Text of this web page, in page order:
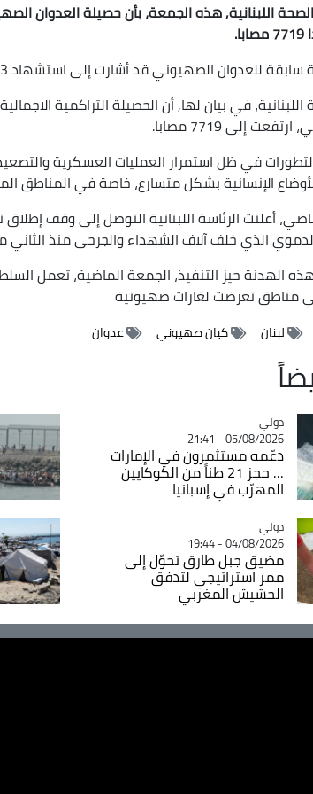
الصهيوني قد أشارت إلى استشهاد 2483 شخصا وإصابة و7707 آخرين بجروح.
إلى 7719 مصابا.
في ظل استمرار العمليات العسكرية
الإنسانية بشكل متسارع، خاصة في المناطق
أعلنت الرئاسة اللبنانية التوصل إلى وقف
الذي خلف آلاف الشهداء والجرحى منذ
الهدنة حيز التنفيذ، الجمعة الماضية، تعمل
مناطق تعرضت لغارات صهيونية
لبنان كيان صهيوني عدوان
Catégorie
دولي
05/08/2026 - 21:41
دعّمه مستثمرون في الإمارات
... حجز 21 طناً من الكوكايين
المهرّب في إسبانيا
Catégorie
دولي
04/08/2026 - 19:44
مضيق جبل طارق تحوّل إلى
ممر استراتيجي لتدفق
الحشيش المغربي